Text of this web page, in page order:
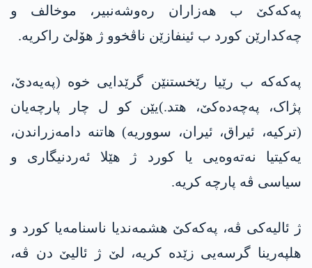
پەکەکێ ب ھەزاران رەوشەنبیر، موخالف و
چەکدارێن کورد ب ئینفازێن ناڤخوو ژ ھۆلێ راکریە.
پەکەکە ب رێیا رێخستنێن گرێدایی خوە (پەیەدێ،
پژاک، پەچەدەکێ، ھتد.)یێن کو ل چار پارچەیان
(ترکیە، ئیراق، ئیران، سووریە) ھاتنە دامەزراندن،
یەکیتیا نەتەوەیی یا کورد ژ ھێلا ئەردنیگاری و
سیاسی ڤە پارچە کریە.
ژ ئالیەکی ڤە، پەکەکێ ھشمەندیا ناسنامەیا کورد و
ھلپەرینا گرسەیی زێدە کریە، لێ ژ ئالیێ دن ڤە،